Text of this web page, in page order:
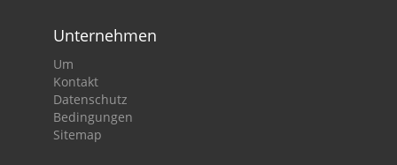
Unternehmen
Um
Kontakt
Datenschutz
Bedingungen
Sitemap